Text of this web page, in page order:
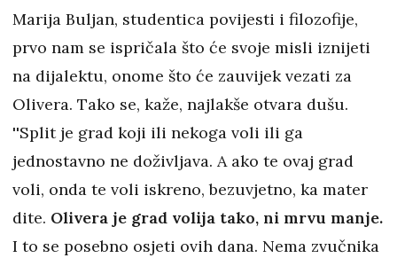
Marija Buljan, studentica povijesti i filozofije,
prvo nam se ispričala što će svoje misli iznijeti
na dijalektu, onome što će zauvijek vezati za
Olivera. Tako se, kaže, najlakše otvara dušu.
''Split je grad koji ili nekoga voli ili ga
jednostavno ne doživljava. A ako te ovaj grad
voli, onda te voli iskreno, bezuvjetno, ka mater
dite. Olivera je grad volija tako, ni mrvu manje.
I to se posebno osjeti ovih dana. Nema zvučnika